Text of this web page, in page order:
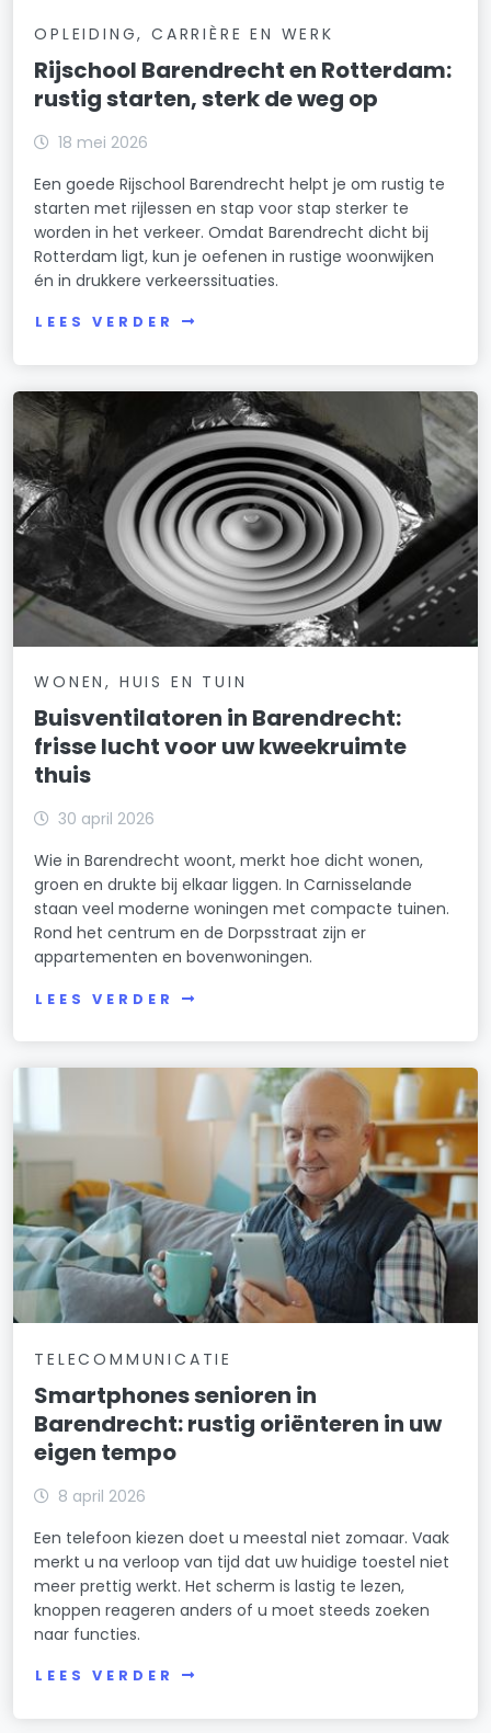
OPLEIDING, CARRIÈRE EN WERK
Rijschool Barendrecht en Rotterdam:
rustig starten, sterk de weg op
18 mei 2026
Een goede Rijschool Barendrecht helpt je om rustig te
starten met rijlessen en stap voor stap sterker te
worden in het verkeer. Omdat Barendrecht dicht bij
Rotterdam ligt, kun je oefenen in rustige woonwijken
én in drukkere verkeerssituaties.
LEES VERDER
WONEN, HUIS EN TUIN
Buisventilatoren in Barendrecht:
frisse lucht voor uw kweekruimte
thuis
30 april 2026
Wie in Barendrecht woont, merkt hoe dicht wonen,
groen en drukte bij elkaar liggen. In Carnisselande
staan veel moderne woningen met compacte tuinen.
Rond het centrum en de Dorpsstraat zijn er
appartementen en bovenwoningen.
LEES VERDER
TELECOMMUNICATIE
Smartphones senioren in
Barendrecht: rustig oriënteren in uw
eigen tempo
8 april 2026
Een telefoon kiezen doet u meestal niet zomaar. Vaak
merkt u na verloop van tijd dat uw huidige toestel niet
meer prettig werkt. Het scherm is lastig te lezen,
knoppen reageren anders of u moet steeds zoeken
naar functies.
LEES VERDER